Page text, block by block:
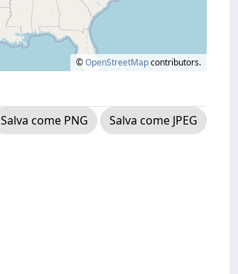
©OpenStreetMapcontributors.
Salva come PNG
Salva come JPEG